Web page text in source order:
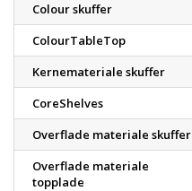
Colour skuffer
ColourTableTop
Kernemateriale skuffer
CoreShelves
Overflade materiale skuffer
Overflade materiale
topplade